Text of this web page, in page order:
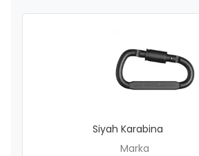
Siyah Karabina
Marka